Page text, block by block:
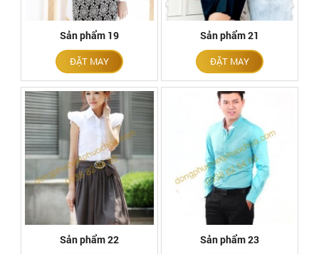
Sản phẩm 19
ĐẶT MAY
Sản phẩm 21
ĐẶT MAY
Sản phẩm 22 Sản phẩm 23